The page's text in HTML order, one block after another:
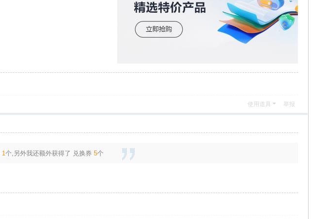
使用道具 举报
1个,另外我还额外获得了 兑换券5个